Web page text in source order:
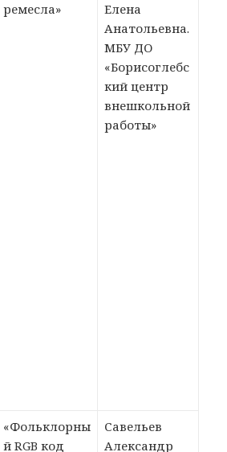
ремесла»
Елена
Анатольевна.
МБУ ДО
«Борисоглебс
кий центр
внешкольной
работы»
«Фольклорны
й RGB код
Савельев
Александр